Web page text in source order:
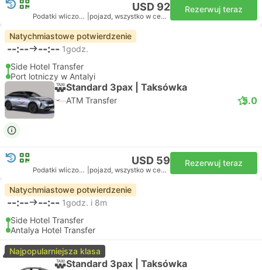
USD 92
Podatki wliczone pojazd, wszystko w cenie
Rezerwuj teraz
Natychmiastowe potwierdzenie
--:-- --:-- 1godz.
Side Hotel Transfer
Port lotniczy w Antalyi
Standard 3pax | Taksówka
ATM Transfer 5.0
USD 59
Podatki wliczone pojazd, wszystko w cenie
Rezerwuj teraz
Natychmiastowe potwierdzenie
--:-- --:-- 1godz. i 8m
Side Hotel Transfer
Antalya Hotel Transfer
Najpopularniejsza klasa
Standard 3pax | Taksówka